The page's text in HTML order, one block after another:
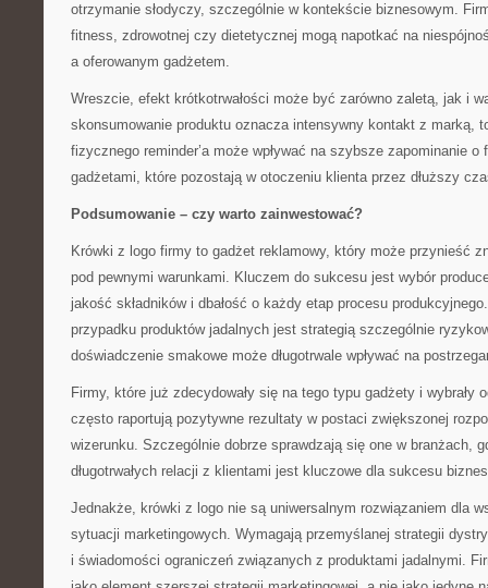
otrzymanie słodyczy, szczególnie w kontekście biznesowym.
fitness, zdrowotnej czy dietetycznej mogą napotkać na
a oferowanym gadżetem.
Wreszcie, efekt krótkotrwałości może być zarówno zaletą, jak i
skonsumowanie produktu oznacza intensywny kontakt z marką,
fizycznego reminder’a może wpływać na szybsze zapominanie o
gadżetami, które pozostają w otoczeniu klienta przez dłuższy
Podsumowanie – czy warto zainwestować?
Krówki z logo firmy to gadżet reklamowy, który może przynieść
pod pewnymi warunkami. Kluczem do sukcesu jest wybór
jakość składników i dbałość o każdy etap procesu
przypadku produktów jadalnych jest strategią szczególnie
doświadczenie smakowe może długotrwale wpływać na
Firmy, które już zdecydowały się na tego typu gadżety i wybrały
często raportują pozytywne rezultaty w postaci zwiększonej
wizerunku. Szczególnie dobrze sprawdzają się one w branżach,
długotrwałych relacji z klientami jest kluczowe dla sukcesu
Jednakże, krówki z logo nie są uniwersalnym rozwiązaniem dla
sytuacji marketingowych. Wymagają przemyślanej strategii
i świadomości ograniczeń związanych z produktami jadalnymi.